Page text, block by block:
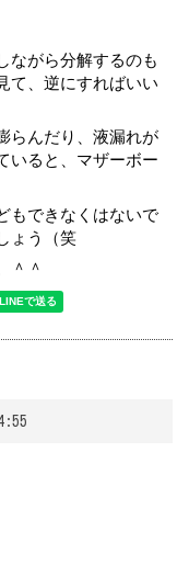
ながら分解するのも
て、逆にすればいい
らんだり、液漏れが
いると、マザーボー
もできなくはないで
ょう（笑
＾＾